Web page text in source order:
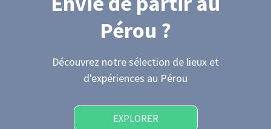
Pérou ?
Découvrez notre sélection de lieux et
d'expériences au Pérou
EXPLORER